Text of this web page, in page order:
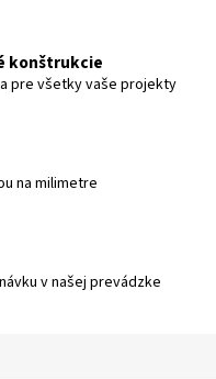
konštrukcie
pre všetky vaše projekty
na milimetre
v našej prevádzke